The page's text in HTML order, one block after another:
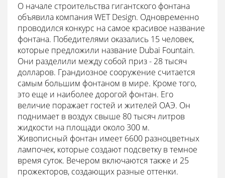
О начале строительства гигантского фонтана
объявила компания WET Design. Одновременно
проводился конкурс на самое красивое название
фонтана. Победителями оказались 15 человек,
которые предложили название Dubai Fountain.
Они разделили между собой приз - 28 тысяч
долларов. Грандиозное сооружение считается
самым большим фонтаном в мире. Кроме того,
это еще и наиболее дорогой фонтан. Его
величие поражает гостей и жителей ОАЭ. Он
поднимает в воздух свыше 80 тысяч литров
жидкости на площади около 300 м.
Живописный фонтан имеет 6600 разноцветных
лампочек, которые создают подсветку в темное
время суток. Вечером включаются также и 25
прожекторов, создающих разные оттенки.